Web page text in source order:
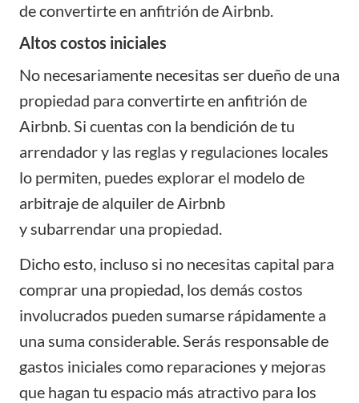
de convertirte en anfitrión de Airbnb.
Altos costos iniciales
No necesariamente necesitas ser dueño de una
propiedad para convertirte en anfitrión de
Airbnb. Si cuentas con la bendición de tu
arrendador y las reglas y regulaciones locales
lo permiten, puedes explorar el modelo de
arbitraje de alquiler de Airbnb
ysubarrendar una propiedad.
Dicho esto, incluso si no necesitas capital para
comprar una propiedad, los demás costos
involucrados pueden sumarse rápidamente a
una suma considerable. Serás responsable de
gastos iniciales como reparaciones y mejoras
que hagan tu espacio más atractivo para los